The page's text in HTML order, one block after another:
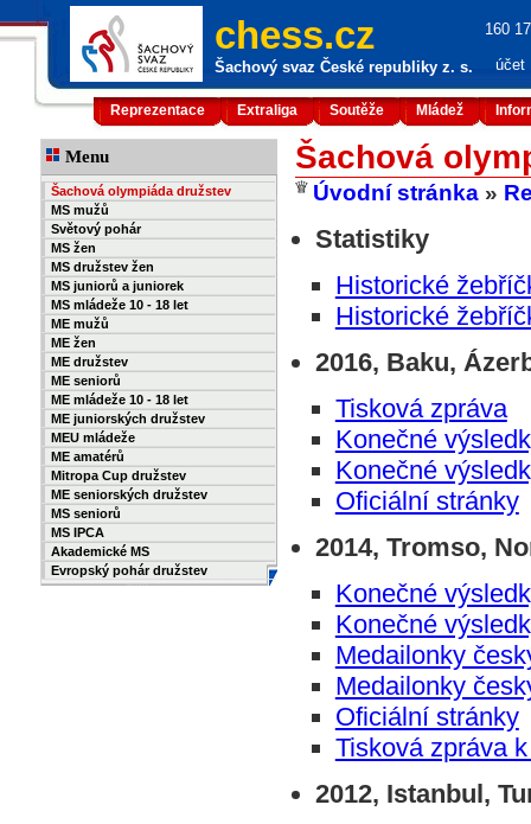
chess.cz
Šachový svaz České republiky z. s.
160
účet
Reprezentace Extraliga Soutěže Mládež
Menu
Šachová olympiáda družstev
MS mužů
Světový pohár
MS žen
MS družstev žen
MS juniorů a juniorek
MS mládeže 10 - 18 let
ME mužů
ME žen
ME družstev
ME seniorů
ME mládeže 10 - 18 let
ME juniorských družstev
MEU mládeže
ME amatérů
Mitropa Cup družstev
ME seniorských družstev
MS seniorů
MS IPCA
Akademické MS
Evropský pohár družstev
Šachová
Úvodní stránka »
Statistiky
Historické
Historické
2016, Baku,
Tisková zpráva
Konečné
Konečné
Oficiální stránky
2014, Tromso,
Konečné
Konečné
Medailonky
Medailonky
Oficiální stránky
Tisková zpráva
2012, Istanbul,